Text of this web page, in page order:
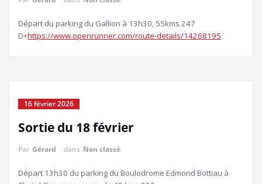
Départ du parking du Gallion à 13h30, 55kms 247
D+https://www.openrunner.com/route-details/14268195
16 février 2026
Sortie du 18 février
Par Gérard dans Non classé
Départ 13h30 du parking du Boulodrome Edmond Bottiau à